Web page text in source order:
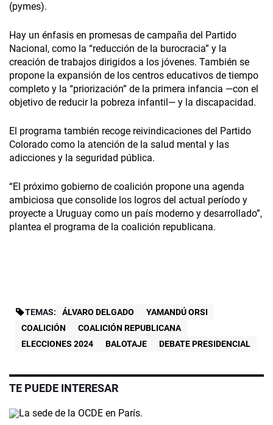
(pymes).
Hay un énfasis en promesas de campaña del Partido
Nacional, como la “reducción de la burocracia” y la
creación de trabajos dirigidos a los jóvenes. También se
propone la expansión de los centros educativos de tiempo
completo y la “priorización” de la primera infancia —con el
objetivo de reducir la pobreza infantil— y la discapacidad.
El programa también recoge reivindicaciones del Partido
Colorado como la atención de la salud mental y las
adicciones y la seguridad pública.
“El próximo gobierno de coalición propone una agenda
ambiciosa que consolide los logros del actual período y
proyecte a Uruguay como un país moderno y desarrollado”,
plantea el programa de la coalición republicana.
TEMAS: ÁLVARO DELGADO
YAMANDÚ ORSI
COALICIÓN
COALICIÓN REPUBLICANA
ELECCIONES 2024
BALOTAJE DEBATE PRESIDENCIAL
TE PUEDE INTERESAR